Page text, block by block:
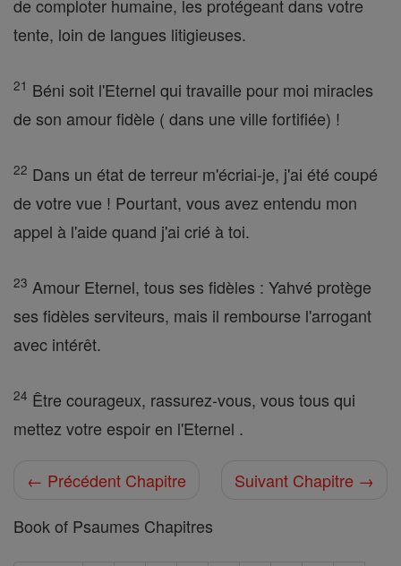
de comploter humaine, les protégeant dans votre
tente, loin de langues litigieuses.
21 Béni soit l'Eternel qui travaille pour moi miracles
de son amour fidèle ( dans une ville fortifiée) !
22 Dans un état de terreur m'écriai-je, j'ai été coupé
de votre vue ! Pourtant, vous avez entendu mon
appel à l'aide quand j'ai crié à toi.
23 Amour Eternel, tous ses fidèles : Yahvé protège
ses fidèles serviteurs, mais il rembourse l'arrogant
avec intérêt.
24 Être courageux, rassurez-vous, vous tous qui
mettez votre espoir en l'Eternel .
← Précédent Chapitre
Suivant Chapitre →
Book of Psaumes Chapitres